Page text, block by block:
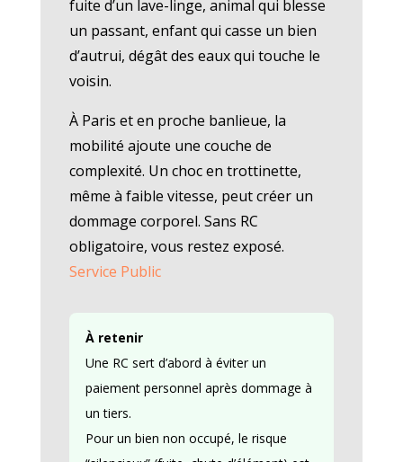
fuite d’un lave-linge, animal qui blesse
un passant, enfant qui casse un bien
d’autrui, dégât des eaux qui touche le
voisin.
À Paris et en proche banlieue, la
mobilité ajoute une couche de
complexité. Un choc en trottinette,
même à faible vitesse, peut créer un
dommage corporel. Sans RC
obligatoire, vous restez exposé.
Service Public
À retenir
Une RC sert d’abord à éviter un
paiement personnel après dommage à
un tiers.
Pour un bien non occupé, le risque